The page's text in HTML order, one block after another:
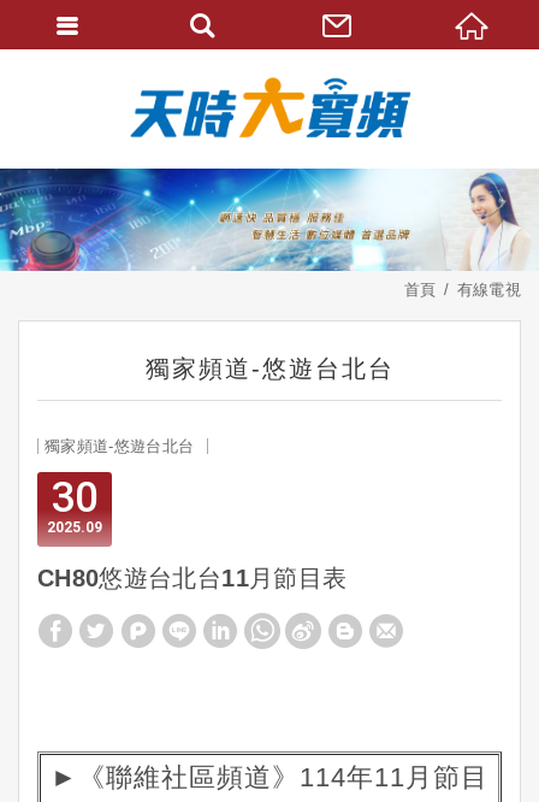
首頁 有線電視
獨家頻道-悠遊台北台
獨家頻道-悠遊台北台
30
09
2025
CH80悠遊台北台11月節目表
►《聯維社區頻道》114年11月節目